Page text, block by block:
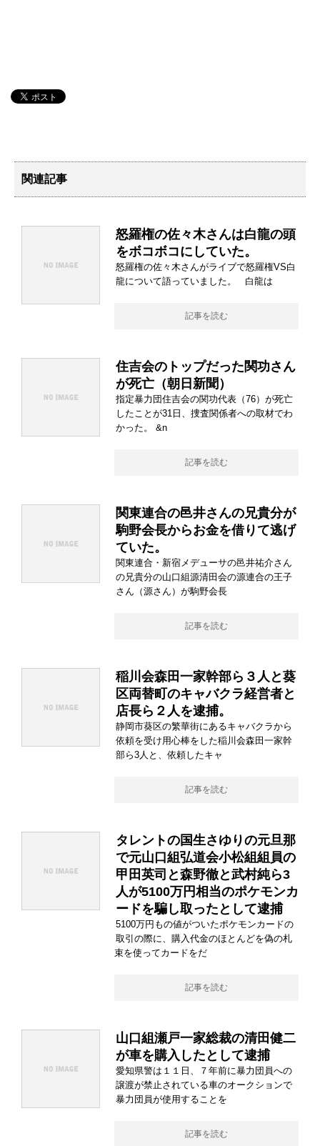
関連記事
怒羅権の佐々木さんは白龍の頭
をボコボコにしていた。
怒羅権の佐々木さんがライブで怒羅権VS白
龍について語っていました。 白龍は
記事を読む
住吉会のトップだった関功さん
が死亡（朝日新聞）
指定暴力団住吉会の関功代表（76）が死亡
したことが31日、捜査関係者への取材でわ
かった。 &n
記事を読む
関東連合の邑井さんの兄貴分が
駒野会長からお金を借りて逃げ
ていた。
関東連合・新宿メデューサの邑井祐介さん
の兄貴分の山口組源清田会の源連合の王子
さん（源さん）が駒野会長
記事を読む
稲川会森田一家幹部ら３人と葵
区両替町のキャバクラ経営者と
店長ら２人を逮捕。
静岡市葵区の繁華街にあるキャバクラから
依頼を受け用心棒をした稲川会森田一家幹
部ら3人と、依頼したキャ
記事を読む
タレントの国生さゆりの元旦那
で元山口組弘道会小松組組員の
甲田英司と森野徹と武村純ら3
人が5100万円相当のポケモンカ
ードを騙し取ったとして逮捕
5100万円もの値がついたポケモンカードの
取引の際に、購入代金のほとんどを偽の札
束を使ってカードをだ
記事を読む
山口組瀬戸一家総裁の清田健二
が車を購入したとして逮捕
愛知県警は１１日、７年前に暴力団員への
譲渡が禁止されている車のオークションで
暴力団員が使用することを
記事を読む